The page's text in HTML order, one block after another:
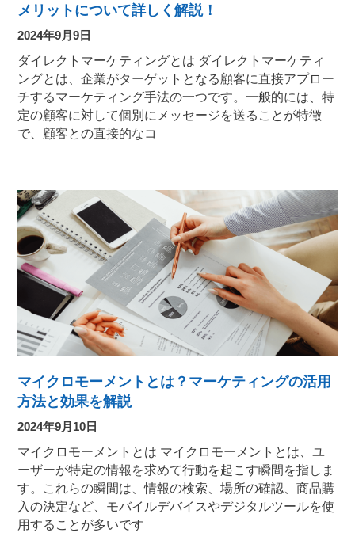
メリットについて詳しく解説！
2024年9月9日
ダイレクトマーケティングとは ダイレクトマーケティ
ングとは、企業がターゲットとなる顧客に直接アプロー
チするマーケティング手法の一つです。一般的には、特
定の顧客に対して個別にメッセージを送ることが特徴
で、顧客との直接的なコ
マイクロモーメントとは？マーケティングの活用
方法と効果を解説
2024年9月10日
マイクロモーメントとは マイクロモーメントとは、ユ
ーザーが特定の情報を求めて行動を起こす瞬間を指しま
す。これらの瞬間は、情報の検索、場所の確認、商品購
入の決定など、モバイルデバイスやデジタルツールを使
用することが多いです